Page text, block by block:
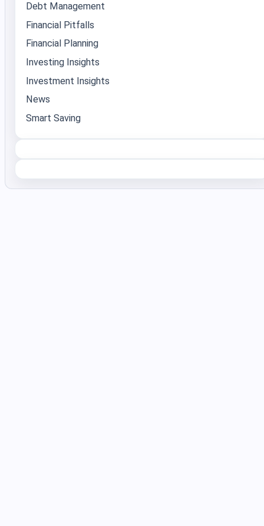
Debt Management
Financial Pitfalls
Financial Planning
Investing Insights
Investment Insights
News
Smart Saving